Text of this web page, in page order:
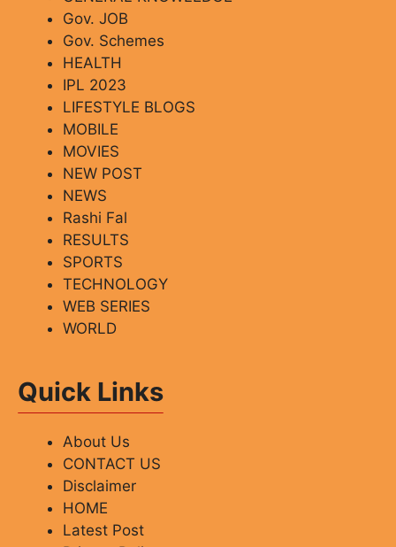
Gov. JOB
Gov. Schemes
HEALTH
IPL 2023
LIFESTYLE BLOGS
MOBILE
MOVIES
NEW POST
NEWS
Rashi Fal
RESULTS
SPORTS
TECHNOLOGY
WEB SERIES
WORLD
Quick Links
About Us
CONTACT US
Disclaimer
HOME
Latest Post